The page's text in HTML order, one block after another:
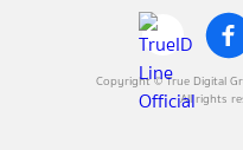
Copyright © True Digital
All rights